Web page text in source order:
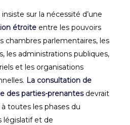
insiste sur la nécessité d’une
étroiteentre les pouvoirs
chambres parlementaires, les
les administrations publiques,
et les organisations
La consultation de
des parties-prenantesdevrait
à toutes les phases du
législatif et de